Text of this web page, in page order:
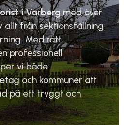
i Varbergmed över
allt från sektionsfällning
Med rätt
professionell
vi både
och kommuner att
på ett tryggt och